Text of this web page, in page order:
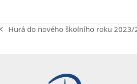
previous
Hurá do nového školního roku 2023/